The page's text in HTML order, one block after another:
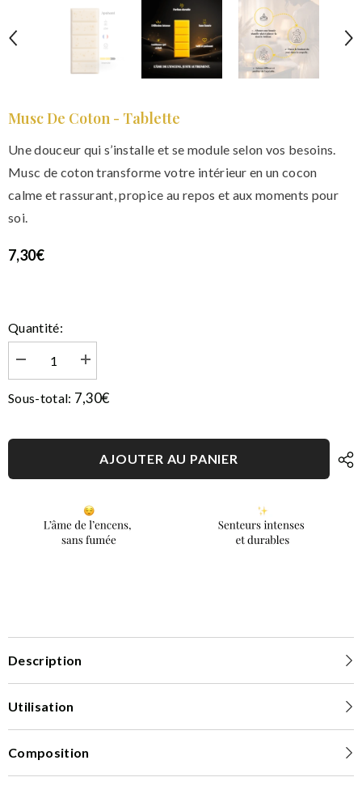
Musc De Coton - Tablette
Une douceur qui s’installe et se module selon vos besoins.
Musc de coton transforme votre intérieur en un cocon
calme et rassurant, propice au repos et aux moments pour
soi.
7,30€
Quantité:
Diminuer
la
de
coton
Augmenter
la
de
coton
Tablette
Sous-total: 7,30€
AJOUTER AU PANIER
Description
Utilisation
Composition